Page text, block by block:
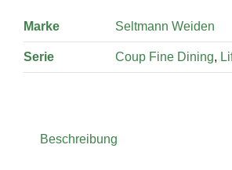
Marke Seltmann Weiden
Serie Coup Fine Dining,
Beschreibung